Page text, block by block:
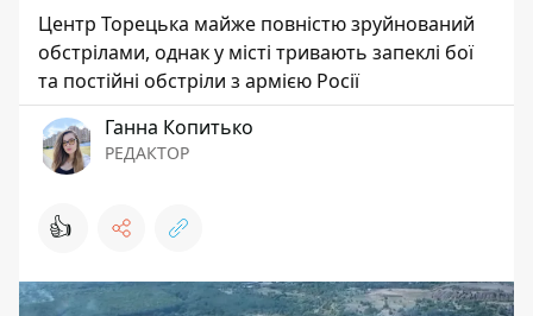
Центр Торецька майже повністю зруйнований
обстрілами, однак у місті тривають запеклі бої
та постійні обстріли з армією Росії
Ганна Копитько
РЕДАКТОР
👍